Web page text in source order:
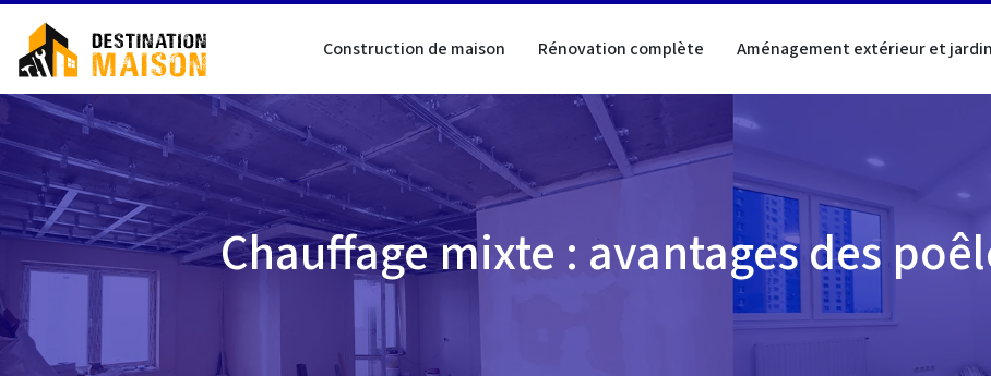
Construction de maison Rénovation complète Aménagement extérieur et jardin
Chauffage mixte : avantages des